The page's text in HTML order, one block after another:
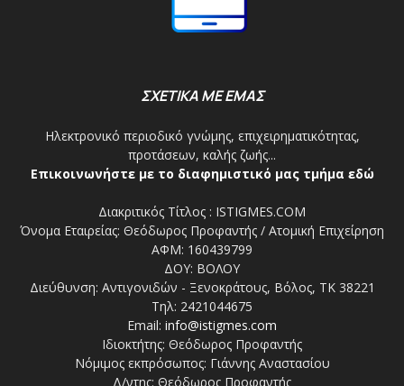
ΣΧΕΤΙΚΑ ΜΕ ΕΜΑΣ
Ηλεκτρονικό περιοδικό γνώμης, επιχειρηματικότητας,
προτάσεων, καλής ζωής...
Επικοινωνήστε με το διαφημιστικό μας τμήμα εδώ
Διακριτικός Τίτλος : ISTIGMES.COM
Όνομα Εταιρείας: Θεόδωρος Προφαντής / Ατομική Επιχείρηση
ΑΦΜ: 160439799
ΔΟΥ: ΒΟΛΟΥ
Διεύθυνση: Αντιγονιδών - Ξενοκράτους, Βόλος, ΤΚ 38221
Τηλ: 2421044675
Email: info@istigmes.com
Ιδιοκτήτης: Θεόδωρος Προφαντής
Νόμιμος εκπρόσωπος: Γιάννης Αναστασίου
Δ/ντης: Θεόδωρος Προφαντής